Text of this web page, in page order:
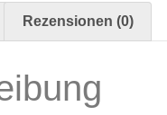
Filter
Rezensionen (0)